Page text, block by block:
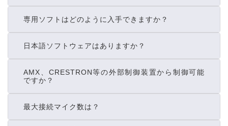
専用ソフトはどのように入手できますか？
日本語ソフトウェアはありますか？
AMX、CRESTRON等の外部制御装置から制御可能
ですか？
最大接続マイク数は？